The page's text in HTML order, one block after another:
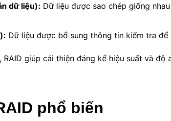
dữ liệu): Dữ liệu được sao chép giống
Dữ liệu được bổ sung thông tin kiểm tra
RAID giúp cải thiện đáng kể hiệu suất và độ
phổ biến